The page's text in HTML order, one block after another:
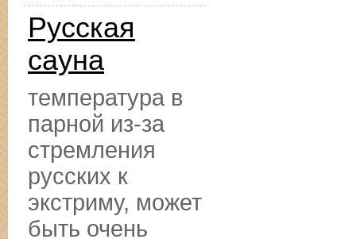
Русская
сауна
температура в
парной из-за
стремления
русских к
экстриму, может
быть очень